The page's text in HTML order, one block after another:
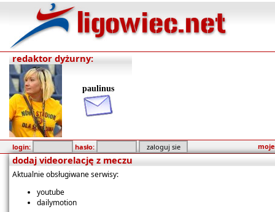
redaktor dyżurny:
paulinus
login: hasło:
dodaj videorelację z meczu
Aktualnie obsługiwane serwisy:
youtube
dailymotion